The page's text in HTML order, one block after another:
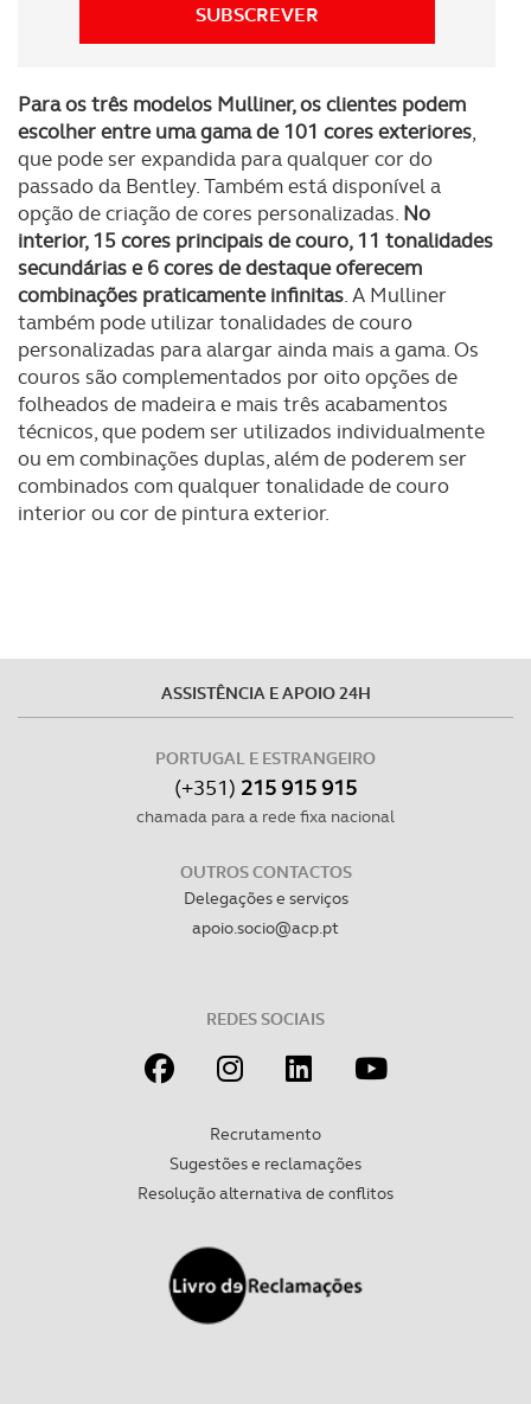
SUBSCREVER
Para os três modelos Mulliner, os clientes podem
escolher entre uma gama de 101 cores exteriores,
que pode ser expandida para qualquer cor do
passado da Bentley. Também está disponível a
opção de criação de cores personalizadas. No
interior, 15 cores principais de couro, 11 tonalidades
secundárias e 6 cores de destaque oferecem
combinações praticamente infinitas. A Mulliner
também pode utilizar tonalidades de couro
personalizadas para alargar ainda mais a gama. Os
couros são complementados por oito opções de
folheados de madeira e mais três acabamentos
técnicos, que podem ser utilizados individualmente
ou em combinações duplas, além de poderem ser
combinados com qualquer tonalidade de couro
interior ou cor de pintura exterior.
ASSISTÊNCIA E APOIO 24H
PORTUGAL E ESTRANGEIRO
(+351) 215 915 915
chamada para a rede fixa nacional
OUTROS CONTACTOS
Delegações e serviços
apoio.socio@acp.pt
REDES SOCIAIS
Recrutamento
Sugestões e reclamações
Resolução alternativa de conflitos